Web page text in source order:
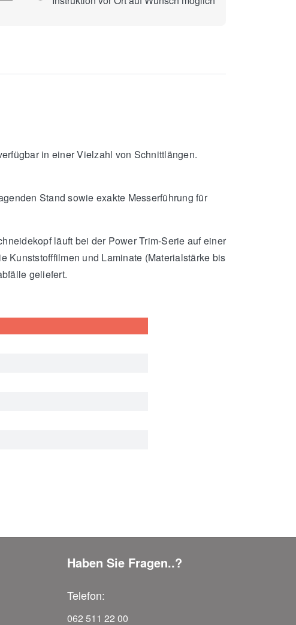
in einer Vielzahl von Schnittlängen.
Stand sowie exakte Messerführung für
läuft bei der Power Trim-Serie auf einer
Kunststofffilmen und Laminate (Materialstärke bis
geliefert.
Haben Sie Fragen..?
Telefon:
062 511 22 00